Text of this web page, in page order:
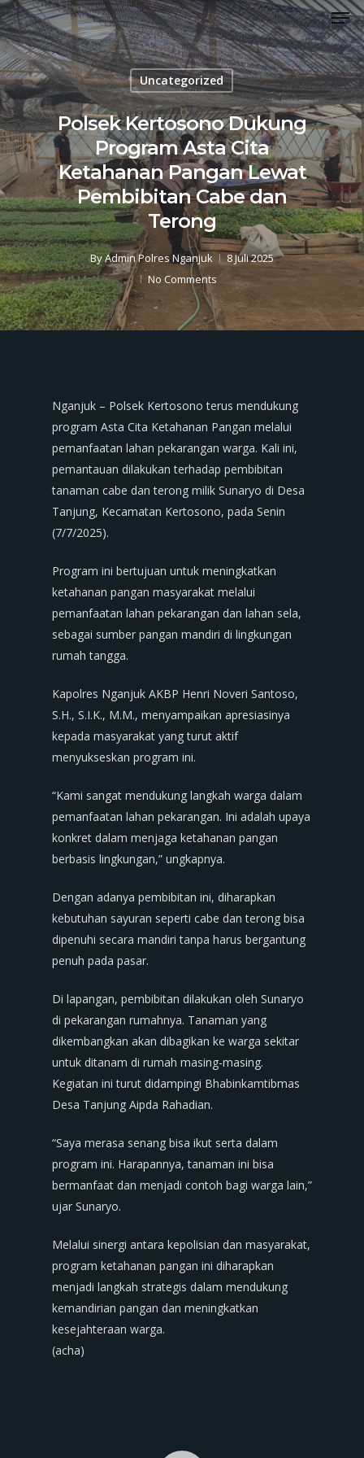
Skip
to
main
content
Uncategorized
Polsek Kertosono Dukung
Program Asta Cita
Ketahanan Pangan Lewat
Pembibitan Cabe dan
Terong
ByAdmin Polres Nganjuk
8 Juli 2025
No Comments
Nganjuk – Polsek Kertosono terus mendukung
program Asta Cita Ketahanan Pangan melalui
pemanfaatan lahan pekarangan warga. Kali ini,
pemantauan dilakukan terhadap pembibitan
tanaman cabe dan terong milik Sunaryo di Desa
Tanjung, Kecamatan Kertosono, pada Senin
(7/7/2025).
Program ini bertujuan untuk meningkatkan
ketahanan pangan masyarakat melalui
pemanfaatan lahan pekarangan dan lahan sela,
sebagai sumber pangan mandiri di lingkungan
rumah tangga.
Kapolres Nganjuk AKBP Henri Noveri Santoso,
S.H., S.I.K., M.M., menyampaikan apresiasinya
kepada masyarakat yang turut aktif
menyukseskan program ini.
“Kami sangat mendukung langkah warga dalam
pemanfaatan lahan pekarangan. Ini adalah upaya
konkret dalam menjaga ketahanan pangan
berbasis lingkungan,” ungkapnya.
Dengan adanya pembibitan ini, diharapkan
kebutuhan sayuran seperti cabe dan terong bisa
dipenuhi secara mandiri tanpa harus bergantung
penuh pada pasar.
Di lapangan, pembibitan dilakukan oleh Sunaryo
di pekarangan rumahnya. Tanaman yang
dikembangkan akan dibagikan ke warga sekitar
untuk ditanam di rumah masing-masing.
Kegiatan ini turut didampingi Bhabinkamtibmas
Desa Tanjung Aipda Rahadian.
“Saya merasa senang bisa ikut serta dalam
program ini. Harapannya, tanaman ini bisa
bermanfaat dan menjadi contoh bagi warga lain,”
ujar Sunaryo.
Melalui sinergi antara kepolisian dan masyarakat,
program ketahanan pangan ini diharapkan
menjadi langkah strategis dalam mendukung
kemandirian pangan dan meningkatkan
kesejahteraan warga.
(acha)
Close
Menu